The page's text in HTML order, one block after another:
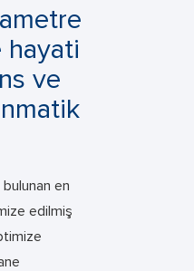
hayati
ve
bulunan en
edilmiş